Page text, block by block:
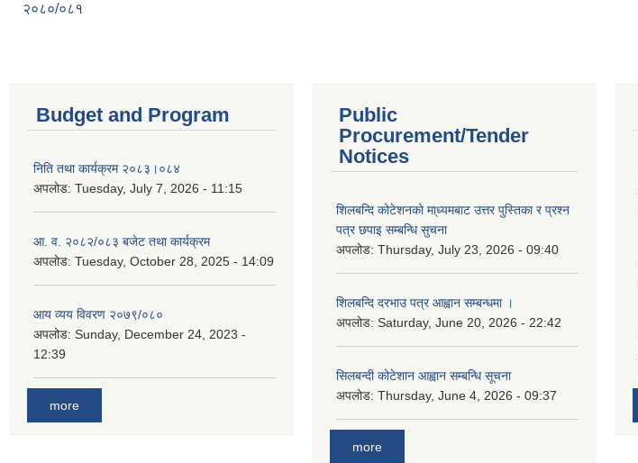
२०८०/०८१
Budget and Program
निति तथा कार्यक्रम २०८३।०८४
अपलोड: Tuesday, July 7, 2026 - 11:15
आ. व. २०८२/०८३ बजेट तथा कार्यक्रम
अपलोड: Tuesday, October 28, 2025 - 14:09
आय व्यय विवरण २०७९/०८०
अपलोड: Sunday, December 24, 2023 -
12:39
more
Public
Procurement/Tender
Notices
शिलबन्दि कोटेशनको मा्ध्यमबाट उत्तर पुस्तिका र प्रश्न
पत्र छपाइ सम्बन्धि सुचना
अपलोड: Thursday, July 23, 2026 - 09:40
शिलबन्दि दरभाउ पत्र आह्वान सम्बन्धमा ।
अपलोड: Saturday, June 20, 2026 - 22:42
सिलबन्दी कोटेशान आह्वान सम्बन्धि सूचना
अपलोड: Thursday, June 4, 2026 - 09:37
more